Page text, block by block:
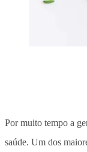
Por muito tempo a
saúde. Um dos